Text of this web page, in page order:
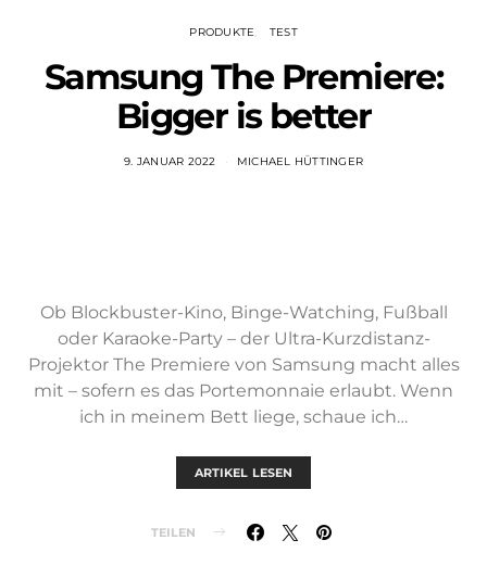
PRODUKTE TEST
Samsung The Premiere:
Bigger is better
9. JANUAR 2022 MICHAEL HÜTTINGER
Ob Blockbuster-Kino, Binge-Watching, Fußball
oder Karaoke-Party – der Ultra-Kurzdistanz-
Projektor The Premiere von Samsung macht alles
mit – sofern es das Portemonnaie erlaubt. Wenn
ich in meinem Bett liege, schaue ich…
ARTIKEL LESEN
TEILEN